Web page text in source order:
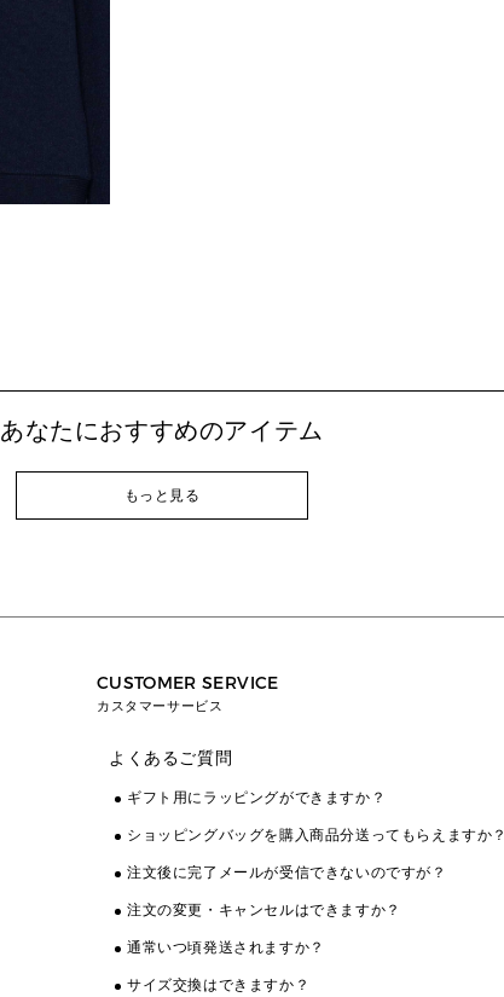
あなたにおすすめのアイテム
もっと見る
CUSTOMER SERVICE
カスタマーサービス
よくあるご質問
ギフト用にラッピングができますか？
ショッピングバッグを購入商品分送ってもらえますか？
注文後に完了メールが受信できないのですが？
注文の変更・キャンセルはできますか？
通常いつ頃発送されますか？
サイズ交換はできますか？